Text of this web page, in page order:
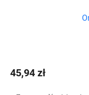
45,94 zł